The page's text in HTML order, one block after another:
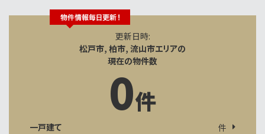
更新日時:
松戸市, 柏市, 流山市エリアの
現在の物件数
0件
一戸建て
件